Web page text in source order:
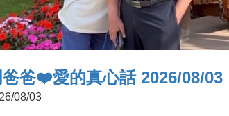
爸爸❤️愛的真心話 2026/08/03
08/03